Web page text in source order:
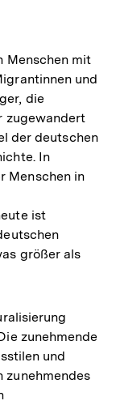
Menschen mit
und
die
zugewandert
der deutschen
In
Menschen in
ist
größer als
zunehmende
und
zunehmendes